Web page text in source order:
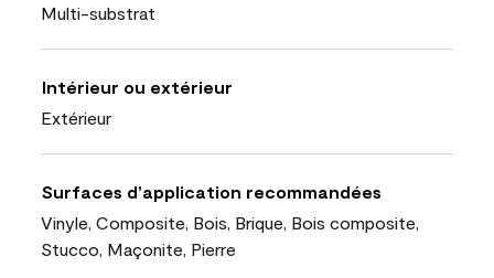
Multi-substrat
Intérieur ou extérieur
Extérieur
Surfaces d’application recommandées
Vinyle, Composite, Bois, Brique, Bois composite,
Stucco, Maçonite, Pierre